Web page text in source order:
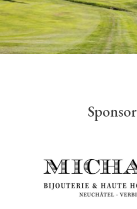
Sponsor